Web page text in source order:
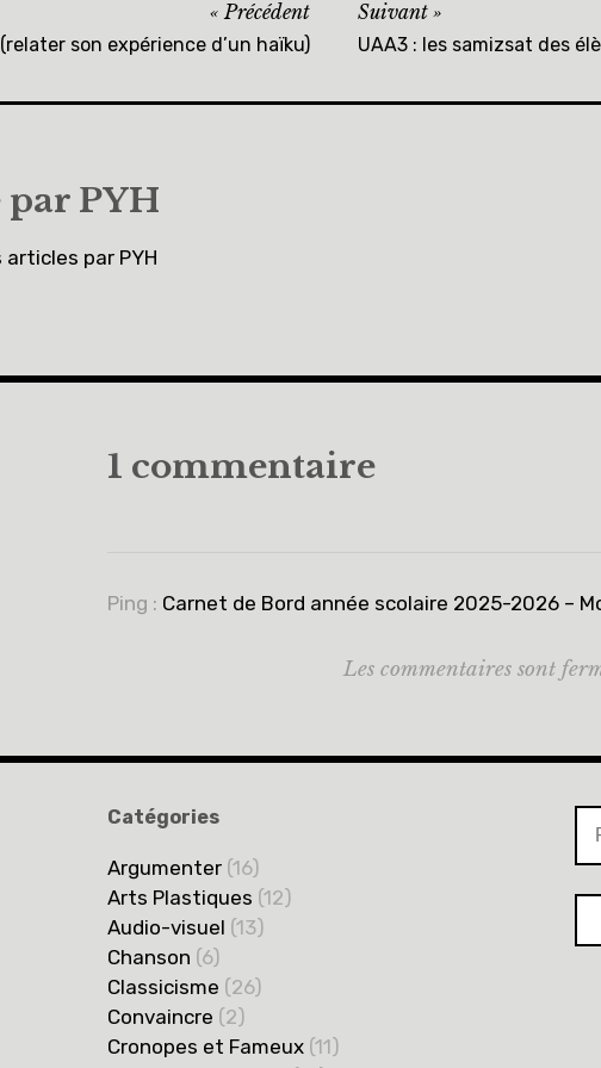
Précédent
son expérience d’un haïku)
Suivant
UAA3 : les samizsat des
par PYH
par PYH
1 commentaire
Ping : Carnet de Bord année scolaire 2025-2026 –
Les commentaires sont
Catégories
Argumenter (16)
Arts Plastiques (12)
Audio-visuel (13)
Chanson (6)
Classicisme (26)
Convaincre (2)
Cronopes et Fameux (11)